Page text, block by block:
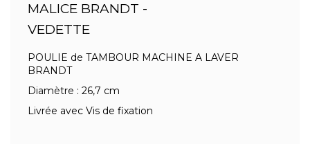
MALICE BRANDT -
VEDETTE
POULIE de TAMBOUR MACHINE A LAVER
BRANDT
Diamètre : 26,7 cm
Livrée avec Vis de fixation